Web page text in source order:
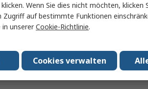
Schwarz
Stahl
Wenn Sie dies nicht möchten, klicken
Zugriff auf bestimmte Funktionen
unsererCookie-Richtlinie.
Cookies verwalten